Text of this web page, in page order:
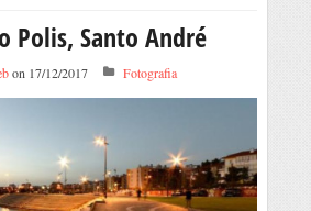
Polis, Santo André
on 17/12/2017 Fotografia